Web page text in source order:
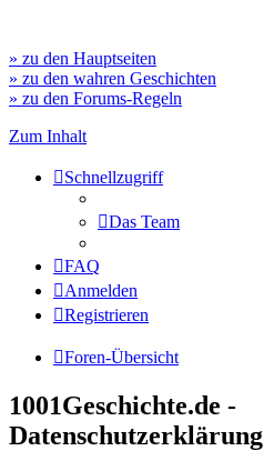
» zu den Hauptseiten
» zu den wahren Geschichten
» zu den Forums-Regeln
Zum Inhalt
Schnellzugriff
Das Team
FAQ
Anmelden
Registrieren
Foren-Übersicht
1001Geschichte.de -
Datenschutzerklärung